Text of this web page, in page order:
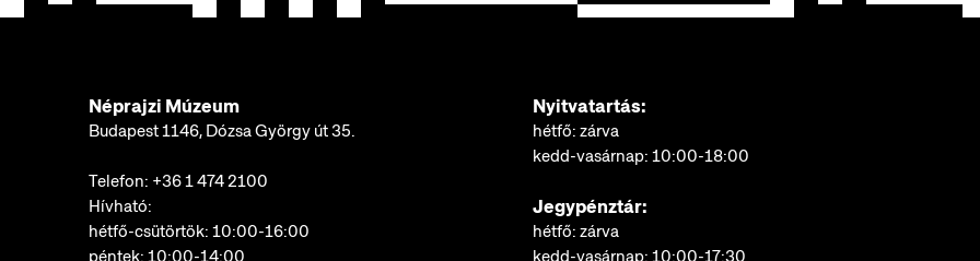
Néprajzi Múzeum
Budapest 1146, Dózsa György út 35.
Telefon: +36 1 474 2100
Hívható:
hétfő-csütörtök: 10:00-16:00
Nyitvatartás:
hétfő: zárva
kedd-vasárnap: 10:00-18:00
Jegypénztár:
hétfő: zárva